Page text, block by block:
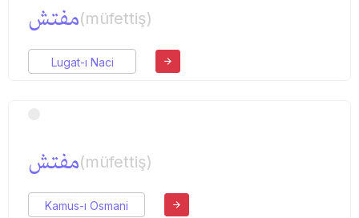
مفتش(müfettiş)
Lugat-ı Naci
مفتش(müfettiş)
Kamus-ı Osmani